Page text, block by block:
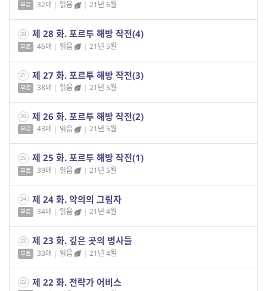
무료 32매 | 읽음 | 21년 6월
28 제 28 화. 포르투 해방 작전(4)
무료 46매 | 읽음 | 21년 5월
27 제 27 화. 포르투 해방 작전(3)
무료 38매 | 읽음 | 21년 5월
26 제 26 화. 포르투 해방 작전(2)
무료 43매 | 읽음 | 21년 5월
25 제 25 화. 포르투 해방 작전(1)
무료 39매 | 읽음 | 21년 5월
24 제 24 화. 악의의 그림자
무료 34매 | 읽음 | 21년 4월
23 제 23 화. 깊은 곳의 병사들
무료 33매 | 읽음 | 21년 4월
22 제 22 화. 전략가 어비스